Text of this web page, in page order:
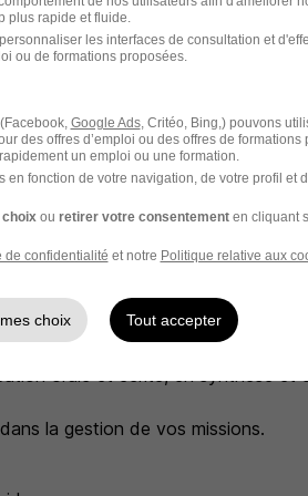
d'un Master,
projet, en AMOA ou en AMOE,
infrastructures,
Ouvrages d'Art, Voie, Génie
gestion de projet,
sens du relationnel,
orale et écrite, en synthèse et
la gestion de vos missions.
plus rapide et fluide.
les interfaces de consultation et
ou de formations proposées.
Google Ads, Critéo, Bing,) pouvons
des offres d’emploi ou des offres de formations
un emploi ou une formation.
fonction de votre navigation, de votre profil et
ou retirer votre consentementen cliquant
de confidentialité et notre Politique relative aux
choix Tout accepter